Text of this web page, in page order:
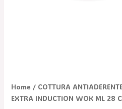
Home / COTTURA
EXTRA INDUCTION WOK ML 28